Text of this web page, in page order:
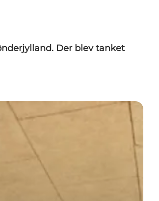
Der blev tanket